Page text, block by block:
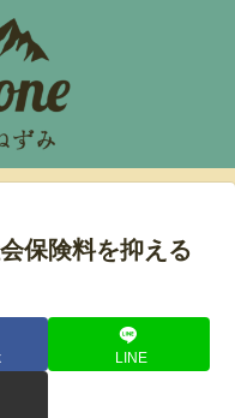
保険料を抑える
LINE